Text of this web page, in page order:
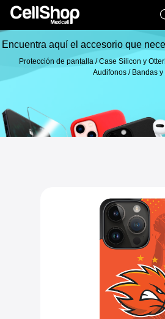
Encuentra aquí el accesorio que
Protección de pantalla / Case Silicon y
Audifonos / Bandas y